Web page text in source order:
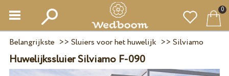
0
Belangrijkste >> Sluiers voor het huwelijk >> Silviamo
Huwelijkssluier Silviamo F-090